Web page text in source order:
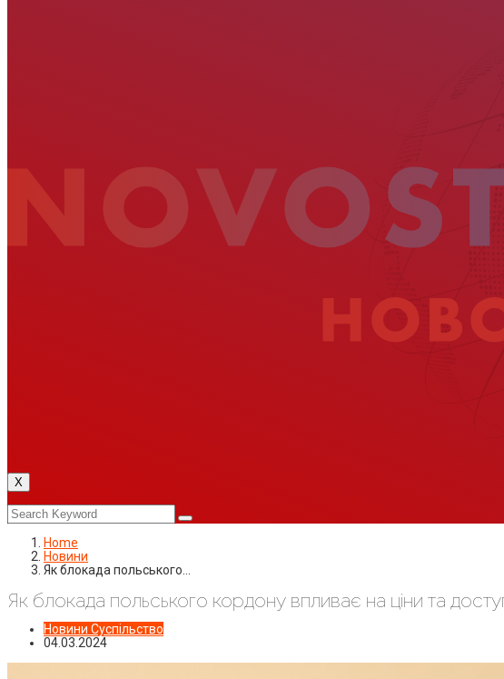
X
Home
Новини
Як блокада польського…
Як блокада польського кордону впливає на ціни та
Новини Суспільство
04.03.2024